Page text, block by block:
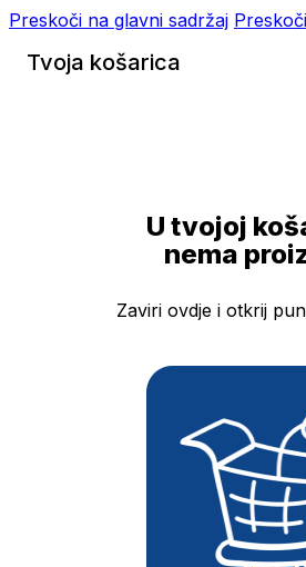
Preskoči na glavni sadržaj
Tvoja košarica
U tvojoj
nema
Zaviri ovdje i otkrij